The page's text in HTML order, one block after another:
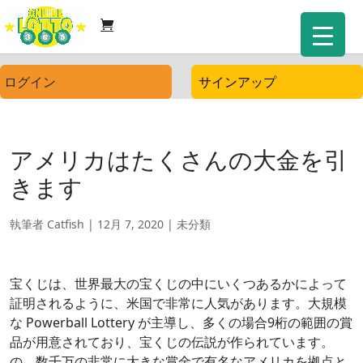
ログイン サインアップ
アメリカはたくさんの大金を引
きます
執筆者 Catfish | 12月 7, 2020 | 未分類
宝くじは、世界最大の宝くじの中にいくつあるかによって
証明されるように、米国で非常に人気があります。大規模
な Powerball Lottery が主導し、多くの場合9桁の範囲の賞
品が用意されており、宝くじの伝説が作られています。